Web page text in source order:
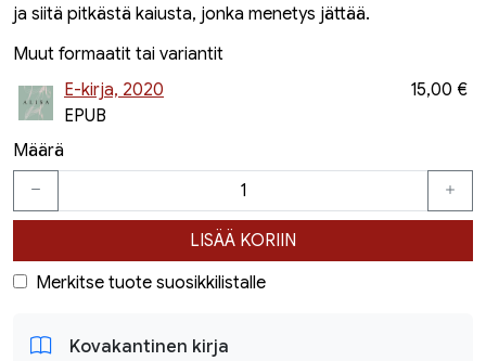
ja siitä pitkästä kaiusta, jonka menetys jättää.
Muut formaatit tai variantit
E-kirja, 2020
EPUB
15,00 €
Määrä
LISÄÄ KORIIN
Merkitse tuote suosikkilistalle
Kovakantinen kirja